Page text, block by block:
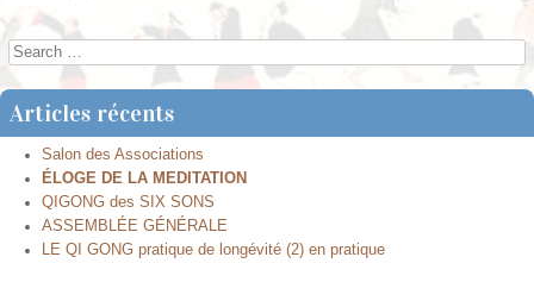
Post navigation
Search
Articles récents
Salon des Associations
ÉLOGE DE LA MEDITATION
QIGONG des SIX SONS
ASSEMBLÉE GÉNÉRALE
LE QI GONG pratique de longévité (2) en pratique